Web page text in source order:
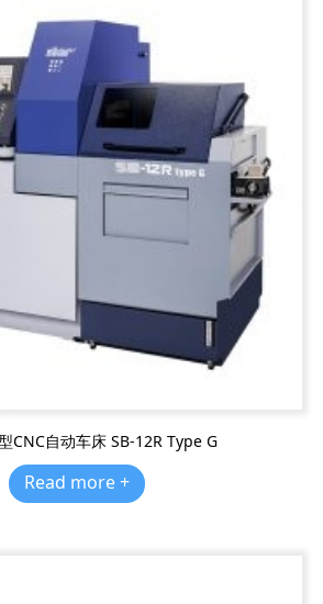
CNC自动车床 SB-12R Type G
Read more +